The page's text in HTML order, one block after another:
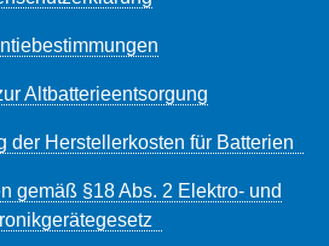
Altbatterieentsorgung
der Herstellerkosten für Batterien
gemäß §18 Abs. 2 Elektro- und